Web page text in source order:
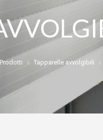
Prodotti Tapparelle avvolgibili